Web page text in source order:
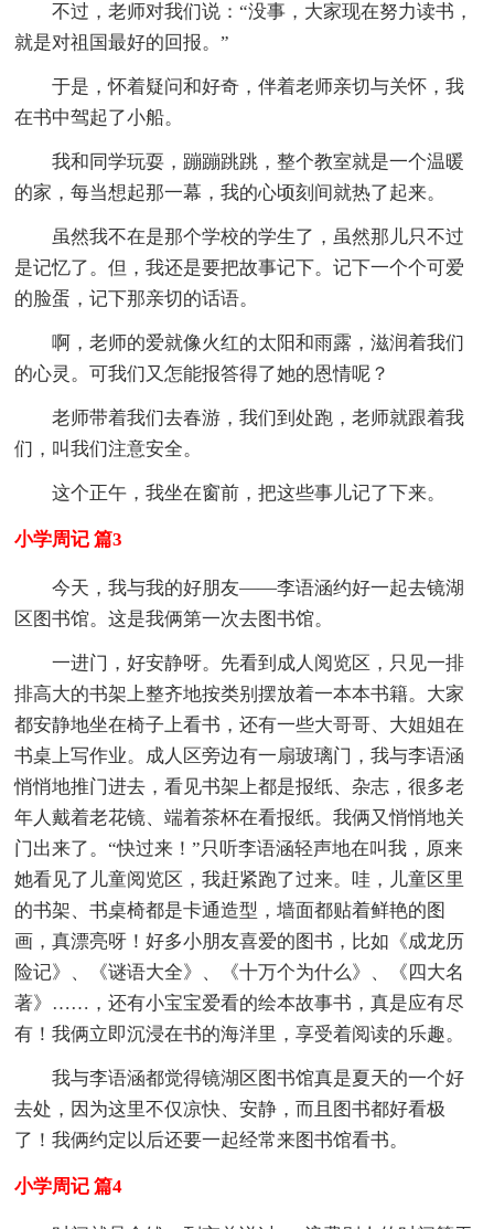
不过，老师对我们说：“没事，大家现在努力读书，
就是对祖国最好的回报。”
于是，怀着疑问和好奇，伴着老师亲切与关怀，我
在书中驾起了小船。
我和同学玩耍，蹦蹦跳跳，整个教室就是一个温暖
的家，每当想起那一幕，我的心顷刻间就热了起来。
虽然我不在是那个学校的学生了，虽然那儿只不过
是记忆了。但，我还是要把故事记下。记下一个个可爱
的脸蛋，记下那亲切的话语。
啊，老师的爱就像火红的太阳和雨露，滋润着我们
的心灵。可我们又怎能报答得了她的恩情呢？
老师带着我们去春游，我们到处跑，老师就跟着我
们，叫我们注意安全。
这个正午，我坐在窗前，把这些事儿记了下来。
小学周记 篇3
今天，我与我的好朋友——李语涵约好一起去镜湖
区图书馆。这是我俩第一次去图书馆。
一进门，好安静呀。先看到成人阅览区，只见一排
排高大的书架上整齐地按类别摆放着一本本书籍。大家
都安静地坐在椅子上看书，还有一些大哥哥、大姐姐在
书桌上写作业。成人区旁边有一扇玻璃门，我与李语涵
悄悄地推门进去，看见书架上都是报纸、杂志，很多老
年人戴着老花镜、端着茶杯在看报纸。我俩又悄悄地关
门出来了。“快过来！”只听李语涵轻声地在叫我，原来
她看见了儿童阅览区，我赶紧跑了过来。哇，儿童区里
的书架、书桌椅都是卡通造型，墙面都贴着鲜艳的图
画，真漂亮呀！好多小朋友喜爱的图书，比如《成龙历
险记》、《谜语大全》、《十万个为什么》、《四大名
著》……，还有小宝宝爱看的绘本故事书，真是应有尽
有！我俩立即沉浸在书的海洋里，享受着阅读的乐趣。
我与李语涵都觉得镜湖区图书馆真是夏天的一个好
去处，因为这里不仅凉快、安静，而且图书都好看极
了！我俩约定以后还要一起经常来图书馆看书。
小学周记 篇4